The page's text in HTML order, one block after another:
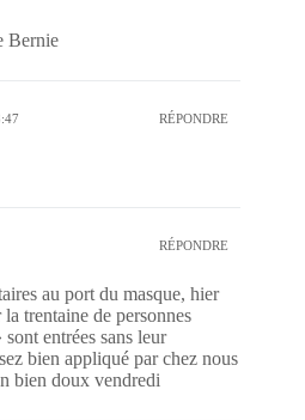
Bernie
RÉPONDRE
RÉPONDRE
au port du masque, hier
trentaine de personnes
entrées sans leur
bien appliqué par chez nous
bien doux vendredi